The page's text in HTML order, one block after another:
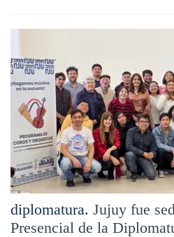
diplomatura. Jujuy fue
Presencial de la